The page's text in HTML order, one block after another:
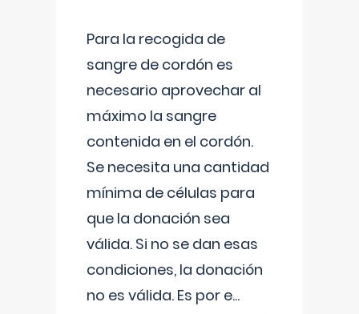
Para la recogida de
sangre de cordón es
necesario aprovechar al
máximo la sangre
contenida en el cordón.
Se necesita una cantidad
mínima de células para
que la donación sea
válida. Si no se dan esas
condiciones, la donación
no es válida. Es por e...